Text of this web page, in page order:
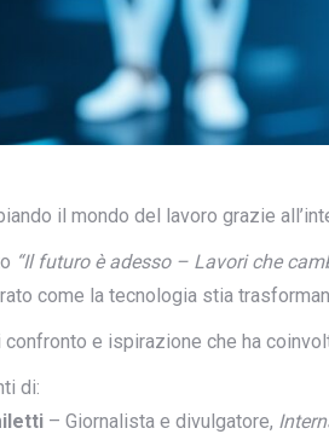
il mondo del lavoro grazie
“Il futuro è adesso – Lavori che
come la tecnologia stia
confronto e ispirazione che ha
di:
– Giornalista e divulgatore,